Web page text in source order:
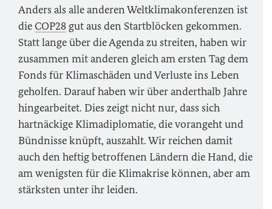
Anders als alle anderen Weltklimakonferenzen ist
die COP28 gut aus den Startblöcken gekommen.
Statt lange über die Agenda zu streiten, haben wir
zusammen mit anderen gleich am ersten Tag dem
Fonds für Klimaschäden und Verluste ins Leben
geholfen. Darauf haben wir über anderthalb Jahre
hingearbeitet. Dies zeigt nicht nur, dass sich
hartnäckige Klimadiplomatie, die vorangeht und
Bündnisse knüpft, auszahlt. Wir reichen damit
auch den heftig betroffenen Ländern die Hand, die
am wenigsten für die Klimakrise können, aber am
stärksten unter ihr leiden.